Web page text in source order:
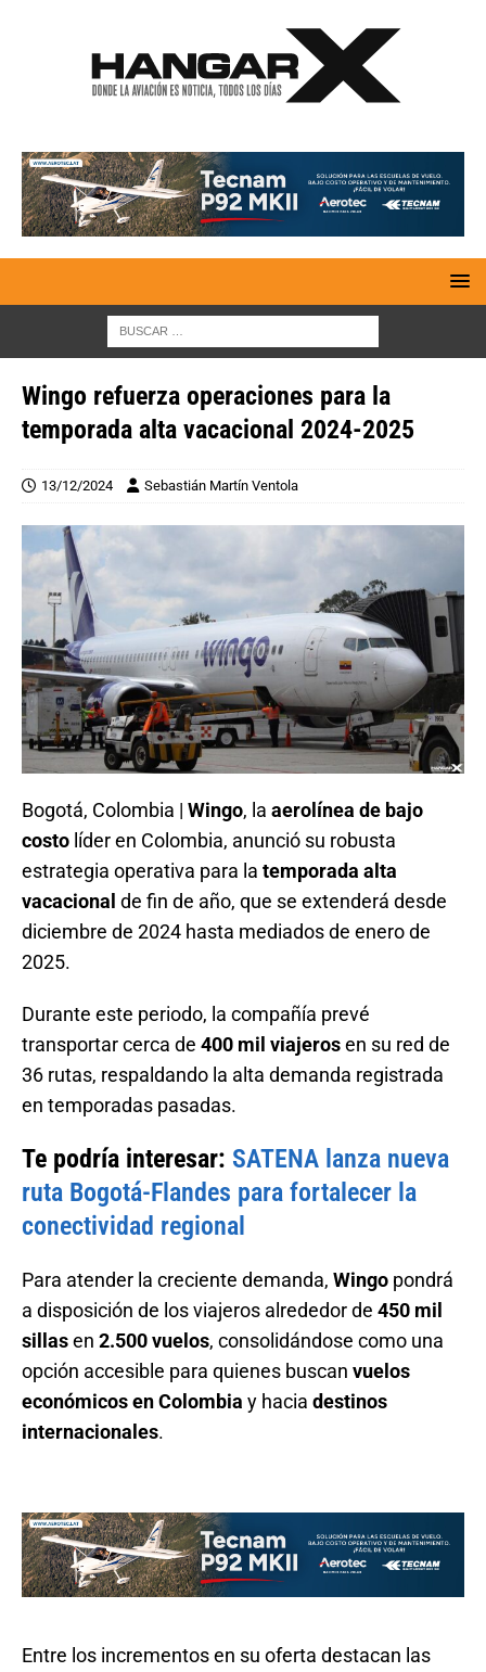
Wingo refuerza operaciones para la
temporada alta vacacional 2024-2025
13/12/2024 Sebastián Martín Ventola
Bogotá, Colombia | Wingo, la aerolínea de bajo
costo líder en Colombia, anunció su robusta
estrategia operativa para la temporada alta
vacacional de fin de año, que se extenderá desde
diciembre de 2024 hasta mediados de enero de
2025.
Durante este periodo, la compañía prevé
transportar cerca de 400 mil viajerosen su red de
36 rutas, respaldando la alta demanda registrada
en temporadas pasadas.
Te podría interesar: SATENA lanza nueva
ruta Bogotá-Flandes para fortalecer la
conectividad regional
Para atender la creciente demanda, Wingo pondrá
a disposición de los viajeros alrededor de 450 mil
sillasen 2.500 vuelos, consolidándose como una
opción accesible para quienes buscan vuelos
económicos en Colombia y hacia destinos
internacionales.
Entre los incrementos en su oferta destacan las